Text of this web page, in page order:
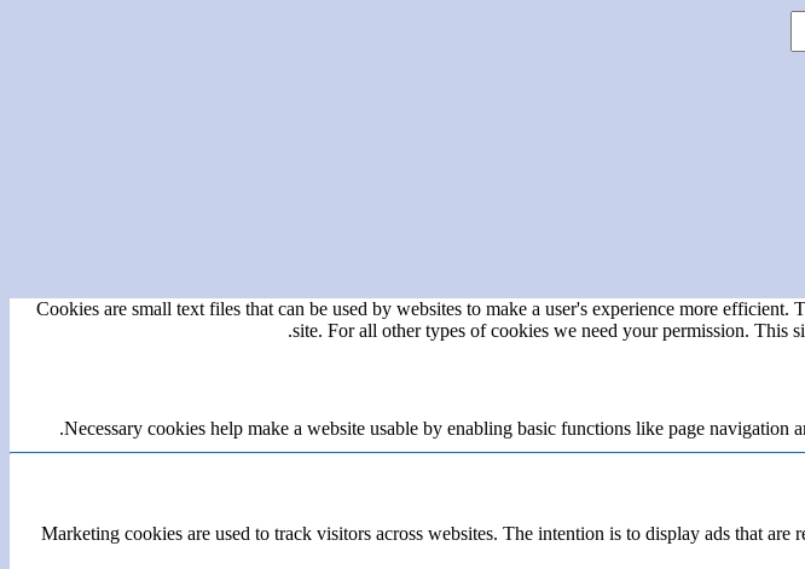
Cookies are small text files that can be used by websites to make a user's experience more
site. For all other types of cookies we need your permission. This
Necessary cookies help make a website usable by enabling basic functions like page
Marketing cookies are used to track visitors across websites. The intention is to display ads that